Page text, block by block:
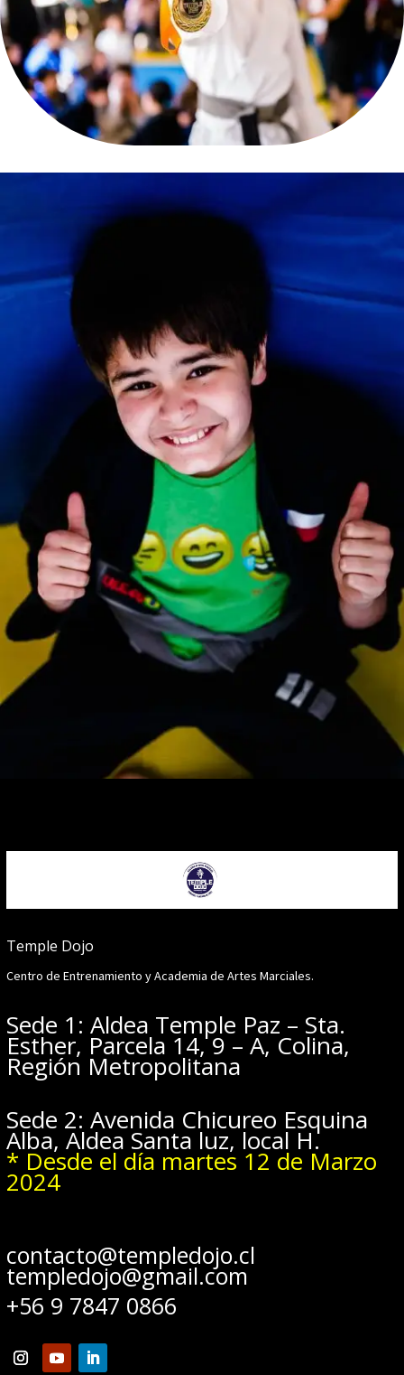
Temple Dojo
Centro de Entrenamiento y Academia de Artes Marciales.
Sede 1: Aldea Temple Paz – Sta.
Esther, Parcela 14, 9 – A, Colina,
Región Metropolitana
Sede 2: Avenida Chicureo Esquina
Alba, Aldea Santa luz, local H.
* Desde el día martes 12 de Marzo
2024
contacto@templedojo.cl
templedojo@gmail.com
+56 9 7847 0866